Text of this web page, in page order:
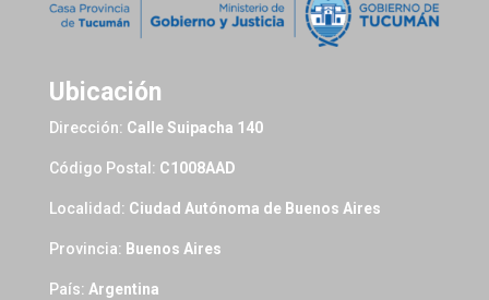
Ubicación
Dirección: Calle Suipacha 140
Código Postal: C1008AAD
Localidad: Ciudad Autónoma de Buenos Aires
Provincia: Buenos Aires
País: Argentina